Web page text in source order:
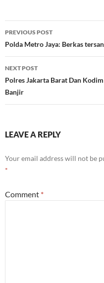
Post
navigation
PREVIOUS POST
Polda Metro Jaya: Berkas
NEXT POST
Polres Jakarta Barat Dan
Banjir
LEAVE A REPLY
Your email address will not be
*
Comment *